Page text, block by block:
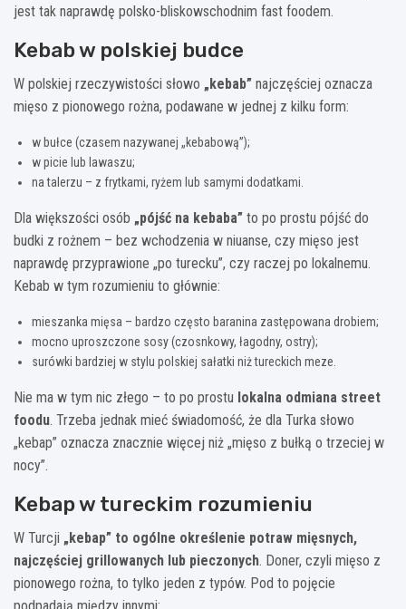
jest tak naprawdę polsko-bliskowschodnim fast foodem.
Kebab w polskiej budce
W polskiej rzeczywistości słowo „kebab” najczęściej oznacza
mięso z pionowego rożna, podawane w jednej z kilku form:
w bułce (czasem nazywanej „kebabową”);
w picie lub lawaszu;
na talerzu – z frytkami, ryżem lub samymi dodatkami.
Dla większości osób „pójść na kebaba” to po prostu pójść do
budki z rożnem – bez wchodzenia w niuanse, czy mięso jest
naprawdę przyprawione „po turecku”, czy raczej po lokalnemu.
Kebab w tym rozumieniu to głównie:
mieszanka mięsa – bardzo często baranina zastępowana drobiem;
mocno uproszczone sosy (czosnkowy, łagodny, ostry);
surówki bardziej w stylu polskiej sałatki niż tureckich meze.
Nie ma w tym nic złego – to po prostu lokalna odmiana street
foodu. Trzeba jednak mieć świadomość, że dla Turka słowo
„kebap” oznacza znacznie więcej niż „mięso z bułką o trzeciej w
nocy”.
Kebap w tureckim rozumieniu
W Turcji „kebap” to ogólne określenie potraw mięsnych,
najczęściej grillowanych lub pieczonych. Doner, czyli mięso z
pionowego rożna, to tylko jeden z typów. Pod to pojęcie